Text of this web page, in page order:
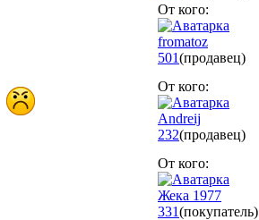
От кого:
fromatoz
501(продавец)
От кого:
Andreij
232(продавец)
От кого:
Жека 1977
331(покупатель)